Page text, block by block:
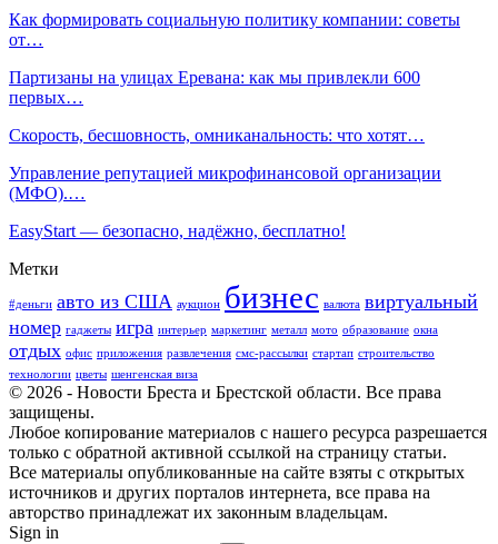
Как формировать социальную политику компании: советы
от…
Партизаны на улицах Еревана: как мы привлекли 600
первых…
Скорость, бесшовность, омниканальность: что хотят…
Управление репутацией микрофинансовой организации
(МФО).…
EasyStart — безопасно, надёжно, бесплатно!
Метки
#деньги авто из США аукцион бизнес валюта виртуальный
номер гаджеты игра интерьер маркетинг металл мото образование окна
отдых офис приложения развлечения смс-рассылки стартап строительство
технологии цветы шенгенская виза
© 2026 - Новости Бреста и Брестской области. Все права
защищены.
Любое копирование материалов с нашего ресурса разрешается
только с обратной активной ссылкой на страницу статьи.
Все материалы опубликованные на сайте взяты с открытых
источников и других порталов интернета, все права на
авторство принадлежат их законным владельцам.
Sign in